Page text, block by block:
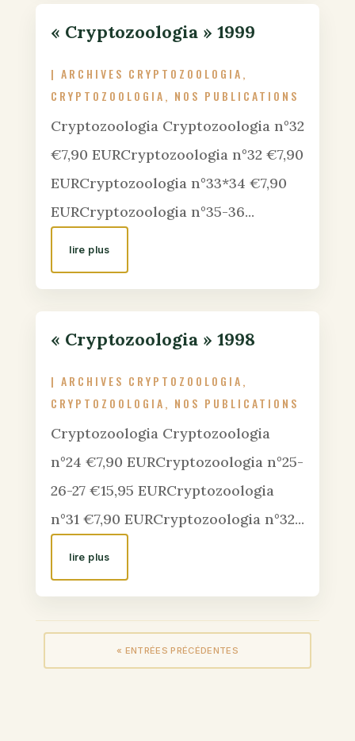
« Cryptozoologia » 1999
| ARCHIVES CRYPTOZOOLOGIA,
CRYPTOZOOLOGIA, NOS PUBLICATIONS
Cryptozoologia Cryptozoologia n°32
€7,90 EURCryptozoologia n°32 €7,90
EURCryptozoologia n°33*34 €7,90
EURCryptozoologia n°35-36...
lire plus
« Cryptozoologia » 1998
| ARCHIVES CRYPTOZOOLOGIA,
CRYPTOZOOLOGIA, NOS PUBLICATIONS
Cryptozoologia Cryptozoologia
n°24 €7,90 EURCryptozoologia n°25-
26-27 €15,95 EURCryptozoologia
n°31 €7,90 EURCryptozoologia n°32...
lire plus
« ENTRÉES PRÉCÉDENTES